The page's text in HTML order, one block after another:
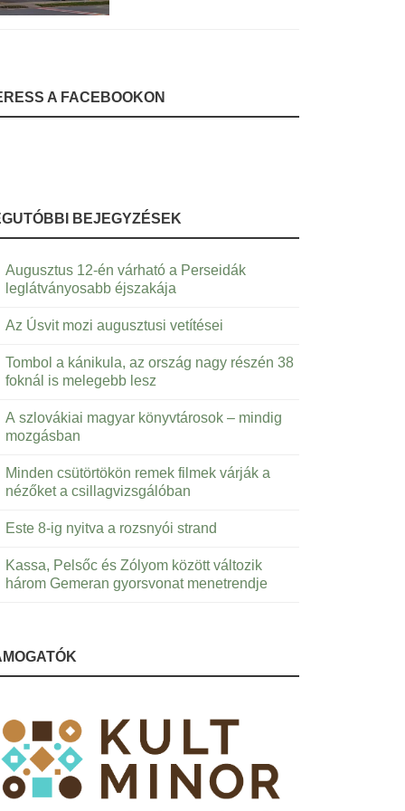
A FACEBOOKON
BEJEGYZÉSEK
Augusztus 12-én várható a Perseidák
leglátványosabb éjszakája
Az Úsvit mozi augusztusi vetítései
Tombol a kánikula, az ország nagy részén 38
foknál is melegebb lesz
A szlovákiai magyar könyvtárosok – mindig
mozgásban
Minden csütörtökön remek filmek várják a
nézőket a csillagvizsgálóban
Este 8-ig nyitva a rozsnyói strand
Kassa, Pelsőc és Zólyom között változik
három Gemeran gyorsvonat menetrendje